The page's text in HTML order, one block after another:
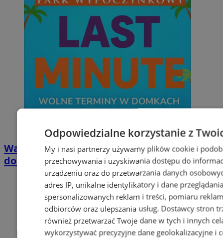
Wakacyjny wypoczynek nad Bałtykiem w
domkach Szmaragdowe Morze
Odpowiedzialne korzystanie z
My i nasi partnerzy używamy plików cookie i
przechowywania i uzyskiwania dostępu do
urządzeniu oraz do przetwarzania danych
adres IP, unikalne identyfikatory i dane
spersonalizowanych reklam i treści, pomiaru
odbiorców oraz ulepszania usług. Dostawcy stron
również przetwarzać Twoje dane w tych i innych
wykorzystywać precyzyjne dane geolokalizacyjne i